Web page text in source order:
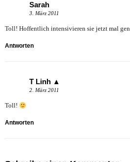
Sarah
3. März 2011
Toll! Hoffentlich intensivieren sie jetzt mal
Antworten
T Linh ▲
2. März 2011
Toll!
Antworten